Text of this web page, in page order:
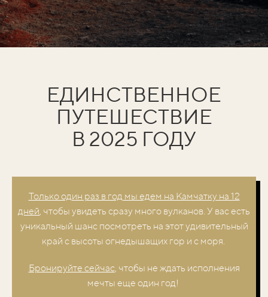
ЕДИНСТВЕННОЕ
ПУТЕШЕСТВИЕ
В 2025 ГОДУ
Только один раз в год мы едем на Камчатку на 12
дней, чтобы увидеть сразу много вулканов. У вас есть
уникальный шанс посмотреть на этот удивительный
край с высоты огнедышащих гор и с моря.
Бронируйте сейчас, чтобы не ждать исполнения
мечты еще один год!